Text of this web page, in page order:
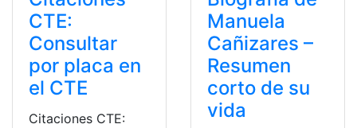
CTE:
Consultar
por placa en
el CTE
Citaciones CTE:
Manuela
Cañizares –
Resumen
corto de su
vida